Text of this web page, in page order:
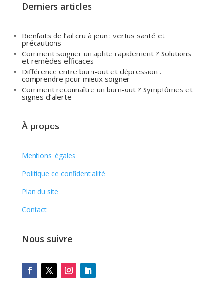
Derniers articles
Bienfaits de l’ail cru à jeun : vertus santé et
précautions
Comment soigner un aphte rapidement ? Solutions
et remèdes efficaces
Différence entre burn-out et dépression :
comprendre pour mieux soigner
Comment reconnaître un burn-out ? Symptômes et
signes d’alerte
À propos
Mentions légales
Politique de confidentialité
Plan du site
Contact
Nous suivre